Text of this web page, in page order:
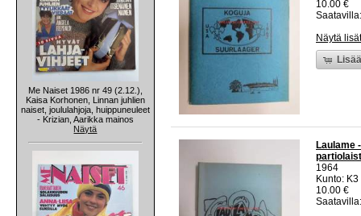
Me Naiset 1986 nr 49 (2.12.),
Kaisa Korhonen, Linnan juhlien
naiset, joululahjoja, huippuneuleet
- Krizian, Aarikka mainos
Näytä
10.00 €
Näytä
Laulame
1964
Kunto:
10.00 €